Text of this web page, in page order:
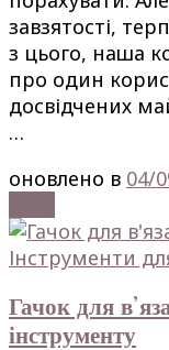
завзятості,
з цього, наша
про один
досвідчених
…
оновлено в 04/
Інструменти
Гачок для
інструменту